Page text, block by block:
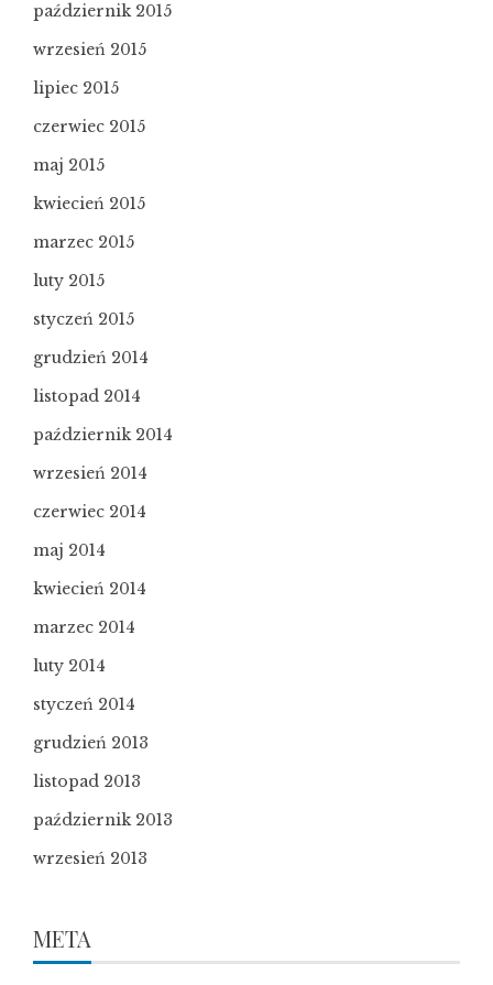
październik 2015
wrzesień 2015
lipiec 2015
czerwiec 2015
maj 2015
kwiecień 2015
marzec 2015
luty 2015
styczeń 2015
grudzień 2014
listopad 2014
październik 2014
wrzesień 2014
czerwiec 2014
maj 2014
kwiecień 2014
marzec 2014
luty 2014
styczeń 2014
grudzień 2013
listopad 2013
październik 2013
wrzesień 2013
META